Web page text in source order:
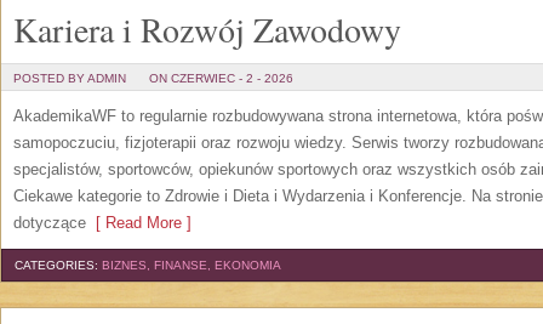
Kariera i Rozwój Zawodowy
POSTED BY ADMIN ON CZERWIEC - 2 - 2026
AkademikaWF to regularnie rozbudowywana strona internetowa, która
samopoczuciu, fizjoterapii oraz rozwoju wiedzy. Serwis tworzy
specjalistów, sportowców, opiekunów sportowych oraz wszystkich osób
Ciekawe kategorie to Zdrowie i Dieta i Wydarzenia i Konferencje. Na
dotyczące [ Read More ]
CATEGORIES: BIZNES, FINANSE, EKONOMIA